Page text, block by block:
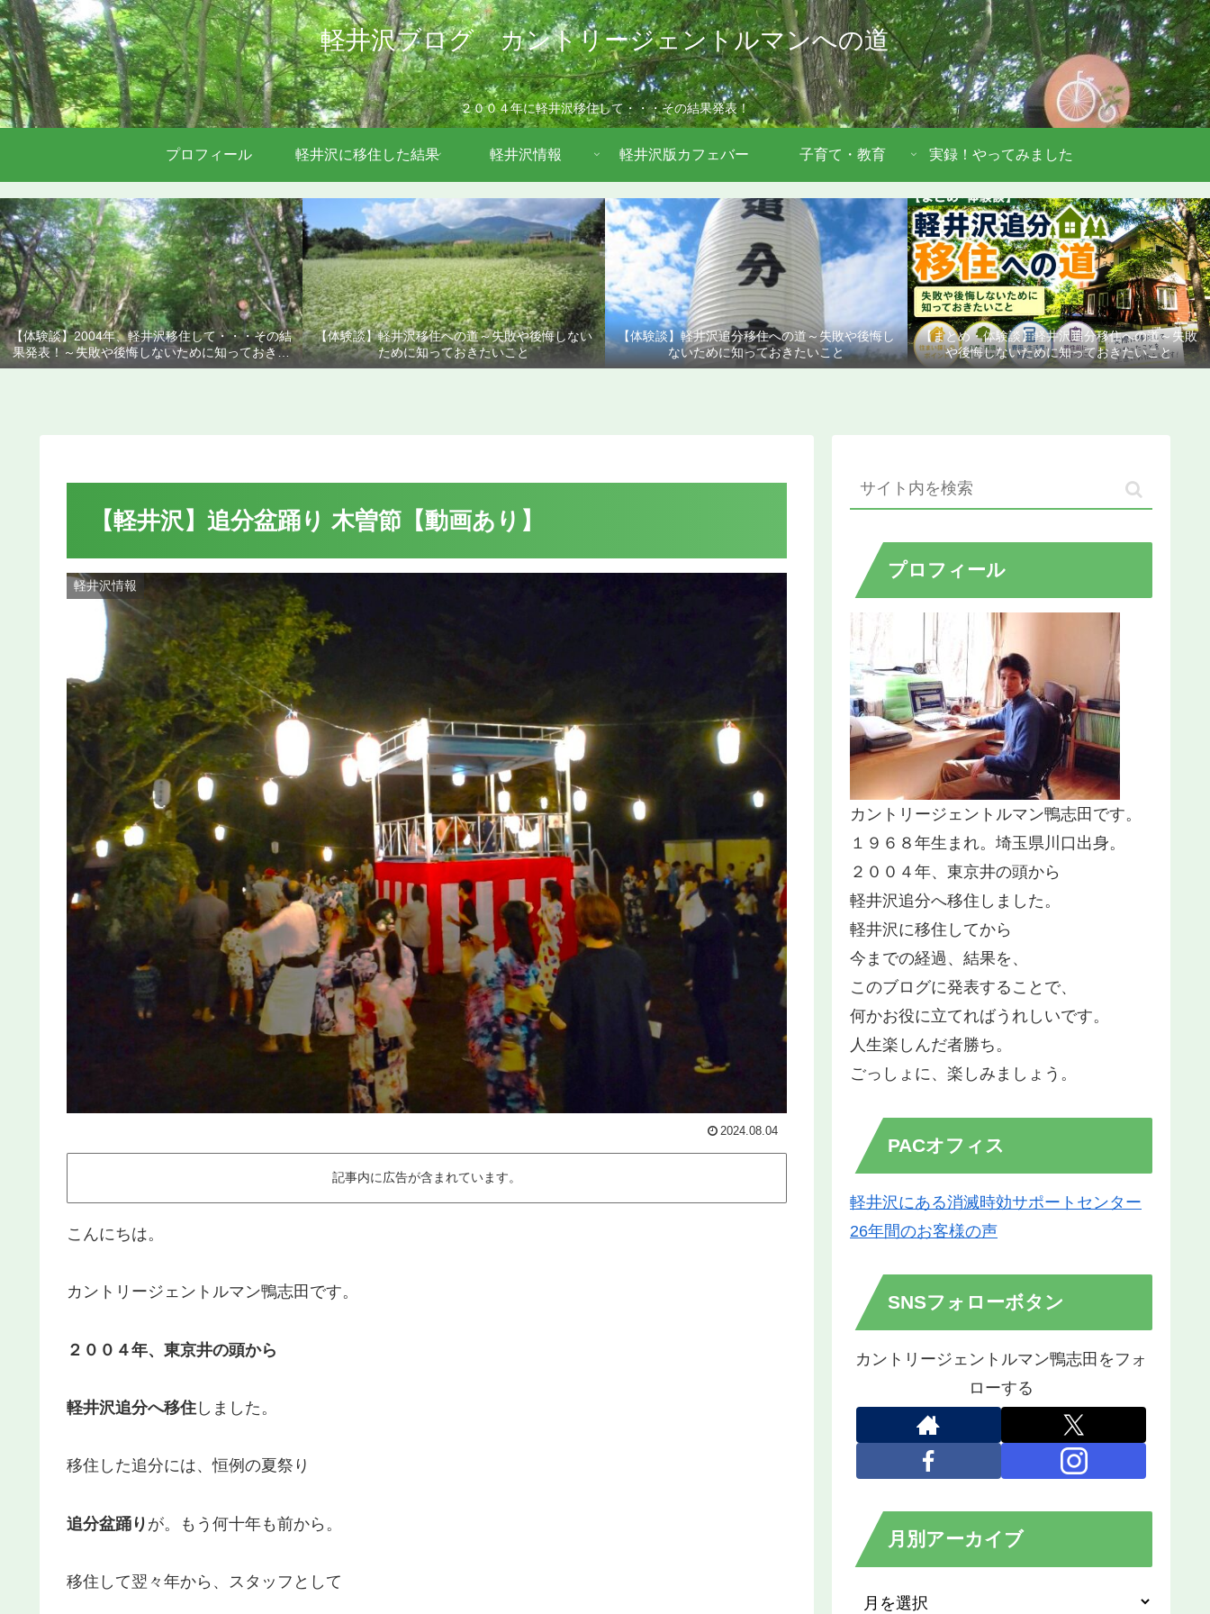
軽井沢ブログ カントリージェントルマンへの道
２００４年に軽井沢移住して・・・その結果発表！
プロフィール 軽井沢に移住した結果 軽井沢情報 軽井沢版カフェバー 子育て・教育 実録！やってみました
【体験談】2004年、軽井沢移住して・・・その結
果発表！～失敗や後悔しないために知っておきた
いこと
【体験談】軽井沢移住への道～失敗や後悔しない
ために知っておきたいこと
【体験談】軽井沢追分移住への道～失敗や後悔し
ないために知っておきたいこと
【まとめ・体験談】軽井沢追分移住への道～失敗
や後悔しないために知っておきたいこと
【軽井沢】追分盆踊り 木曽節【動画あり】
軽井沢情報
2024.08.04
記事内に広告が含まれています。
こんにちは。
カントリージェントルマン鴨志田です。
２００４年、東京井の頭から
軽井沢追分へ移住 しました。
移住した追分には、恒例の夏祭り
追分盆踊り が。もう何十年も前から。
移住して翌々年から、スタッフとして
プロフィール
カントリージェントルマン鴨志田です。
１９６８年生まれ。埼玉県川口出身。
２００４年、東京井の頭から
軽井沢追分へ移住しました。
軽井沢に移住してから
今までの経過、結果を、
このブログに発表することで、
何かお役に立てればうれしいです。
人生楽しんだ者勝ち。
ごっしょに、楽しみましょう。
PACオフィス
軽井沢にある消滅時効サポートセンター
26年間のお客様の声
SNSフォローボタン
カントリージェントルマン鴨志田をフォ
ローする
月別アーカイブ